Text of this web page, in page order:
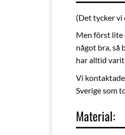
(Det tycker vi
Men först lite
något bra, så
har alltid
Vi
Sverige som
Material: